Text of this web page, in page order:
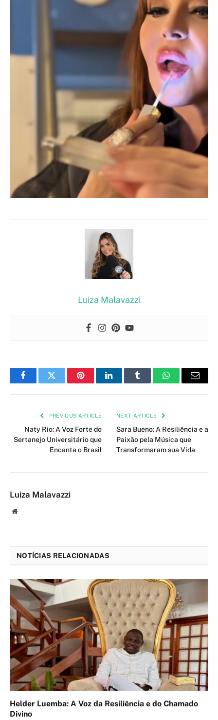
Luiza Malavazzi
FacebookTwitter PinterestLinkedInTumblr WhatsAppEmail
PREVIOUS ARTICLE
Naty Rio: A Voz Forte do
Sertanejo Universitário que
Encanta o Brasil
NEXT ARTICLE
Sara Bueno: A Resiliência e a
Paixão pela Música que
Transformaram sua Vida
Luiza Malavazzi
Website
NOTÍCIAS RELACIONADAS
Helder Luemba: A Voz da Resiliência e do Chamado
Divino